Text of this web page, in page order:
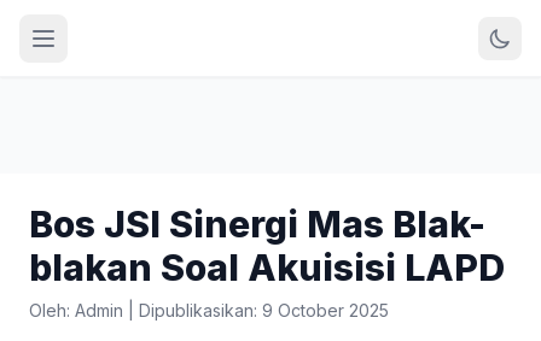
Bos JSI Sinergi Mas Blak-
blakan Soal Akuisisi LAPD
Oleh: Admin Dipublikasikan: 9 October 2025